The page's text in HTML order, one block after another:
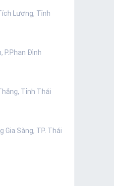
Lương, Tỉnh
P.Phan Đình
Tỉnh Thái
Gia Sàng, TP. Thái